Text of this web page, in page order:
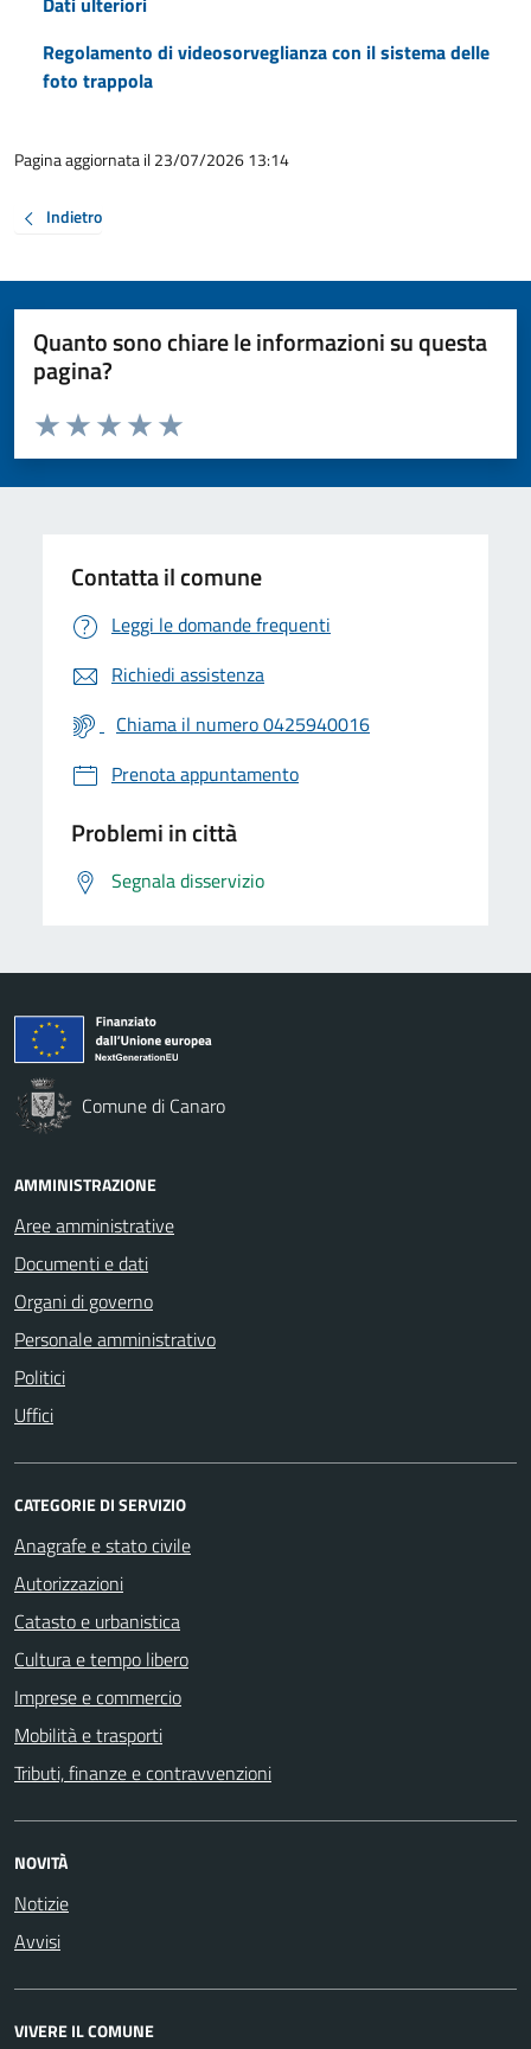
Regolamento di videosorveglianza con il sistema delle
foto trappola
Pagina aggiornata il 23/07/2026 13:14
Indietro
Quanto sono chiare le informazioni su questa
pagina?
Valuta da 1 a 5 stelle la pagina
Valuta 5 stelle su 5
Valuta 4 stelle su 5
Valuta 3 stelle su 5
Valuta 2 stelle su 5
Valuta 1 stelle su 5
Contatta il comune
Leggi le domande frequenti
Richiedi assistenza
Chiama il numero 0425940016
Prenota appuntamento
Problemi in città
Segnala disservizio
Comune di Canaro
AMMINISTRAZIONE
Aree amministrative
Documenti e dati
Organi di governo
Personale amministrativo
Politici
Uffici
CATEGORIE DI SERVIZIO
Anagrafe e stato civile
Autorizzazioni
Catasto e urbanistica
Cultura e tempo libero
Imprese e commercio
Mobilità e trasporti
Tributi, finanze e contravvenzioni
NOVITÀ
Notizie
Avvisi
VIVERE IL COMUNE